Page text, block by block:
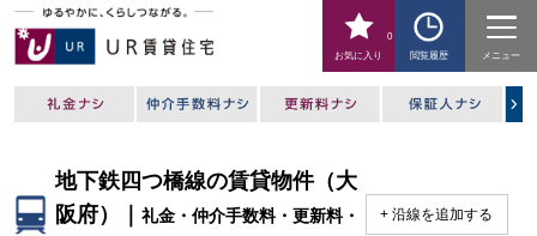
お気に入り
0
閲覧履歴
メニュー
地下鉄四つ橋線の賃貸物件（大
阪府）｜礼金・仲介手数料・更新料・
沿線を追加する